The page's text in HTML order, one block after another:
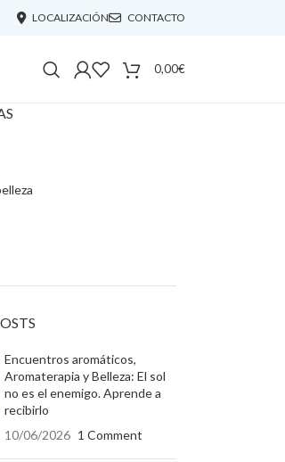
LOCALIZACIÓN CONTACTO
0,00€
Encuentros aromáticos,
Aromaterapia y Belleza: El sol
no es el enemigo. Aprende a
recibirlo
10/06/2026 1 Comment